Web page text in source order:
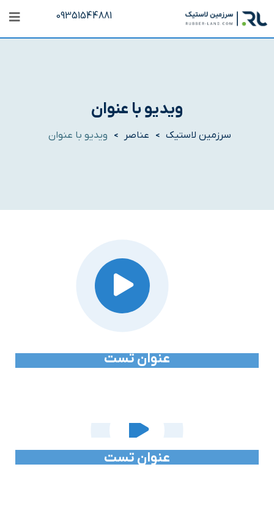
09351544881
ویدیو با عنوان
سرزمین لاستیک > عناصر > ویدیو با عنوان
عنوان تست
عنوان تست